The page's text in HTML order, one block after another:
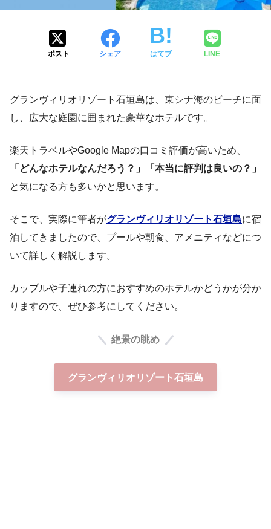
ポスト シェア はてブ LINE
グランヴィリオリゾート石垣島は、東シナ海のビーチに面
し、広大な庭園に囲まれた豪華なホテルです。
楽天トラベルやGoogle Mapの口コミ評価が高いため、
「どんなホテルなんだろう？」「本当に評判は良いの？」
と気になる方も多いかと思います。
そこで、実際に筆者がグランヴィリオリゾート石垣島に宿
泊してきましたので、プールや朝食、アメニティなどにつ
いて詳しく解説します。
カップルや子連れの方におすすめのホテルかどうかが分か
りますので、ぜひ参考にしてください。
絶景の眺め
グランヴィリオリゾート石垣島